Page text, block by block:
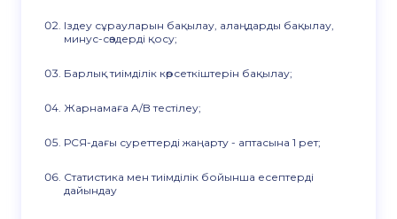
Іздеу сұрауларын бақылау, алаңдарды бақылау,
минус-сөздерді қосу;
Барлық тиімділік көрсеткіштерін бақылау;
Жарнамаға A/B тестілеу;
РСЯ-дағы суреттерді жаңарту - аптасына 1 рет;
Статистика мен тиімділік бойынша есептерді
дайындау